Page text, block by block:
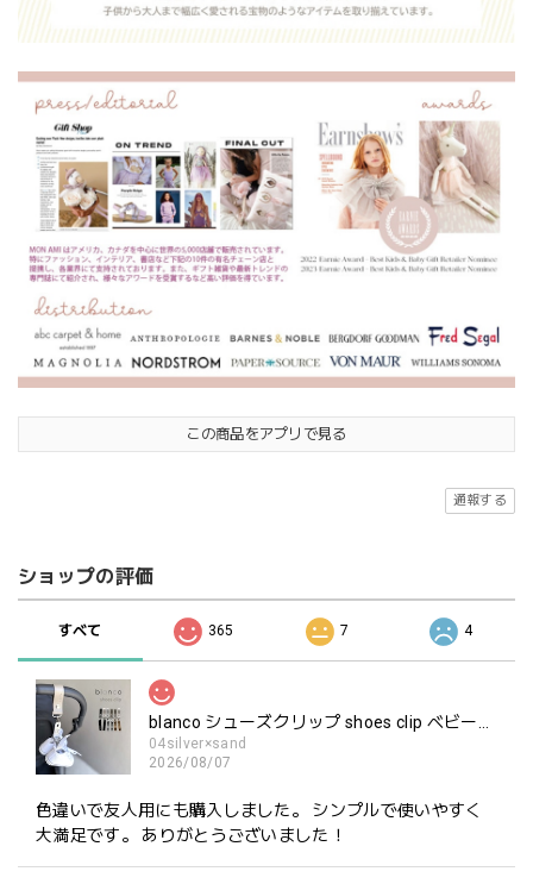
この商品をアプリで見る
通報する
ショップの評価
すべて 365 7 4
04silver×sand
2026/08/07
色違いで友人用にも購入しました。 シンプルで使いやすく
大満足です。 ありがとうございました！